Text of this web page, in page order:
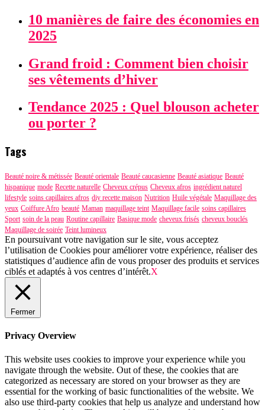
10 manières de faire des économies en
2025
Grand froid : Comment bien choisir
ses vêtements d’hiver
Tendance 2025 : Quel blouson acheter
ou porter ?
Tags
Beauté noire & métissée Beauté orientale Beauté caucasienne Beauté asiatique Beauté
hispanique mode Recette naturelle Cheveux crépus Cheveux afros ingrédient naturel
lifestyle soins capillaires afros diy recette maison Nutrition Huile végétale Maquillage des
yeux Coiffure Afro beauté Maman maquillage teint Maquillage facile soins capillaires
Sport soin de la peau Routine capillaire Basique mode cheveux frisés cheveux bouclés
Maquillage de soirée Teint lumineux
En poursuivant votre navigation sur le site, vous acceptez
l’utilisation de Cookies pour améliorer votre expérience, réaliser des
statistiques d’audience afin de vous proposer des produits et services
ciblés et adaptés à vos centres d’intérêt.X
Fermer
Privacy Overview
This website uses cookies to improve your experience while you
navigate through the website. Out of these, the cookies that are
categorized as necessary are stored on your browser as they are
essential for the working of basic functionalities of the website. We
also use third-party cookies that help us analyze and understand how